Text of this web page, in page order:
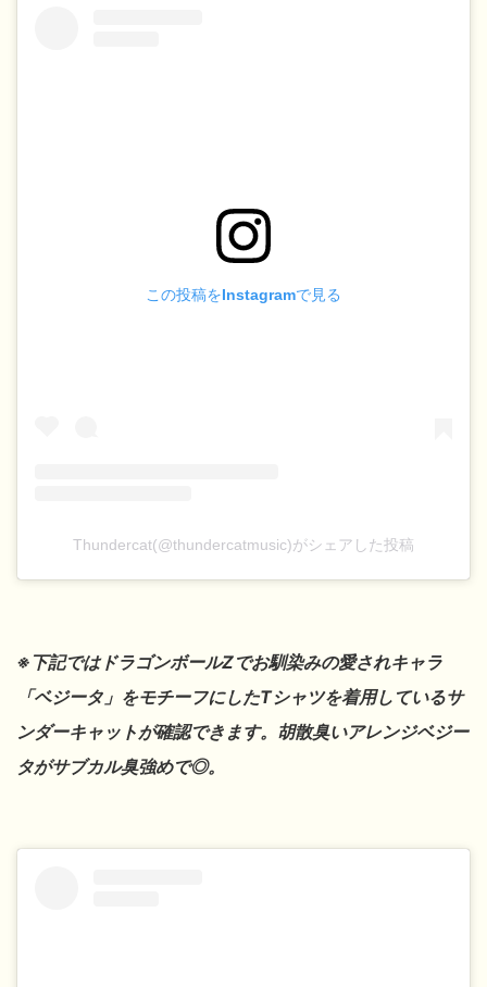
この投稿をInstagramで見る
Thundercat(@thundercatmusic)がシェアした投稿
※下記ではドラゴンボールZでお馴染みの愛されキャラ
「ベジータ」をモチーフにしたTシャツを着用しているサ
ンダーキャットが確認できます。胡散臭いアレンジベジー
タがサブカル臭強めで◎。